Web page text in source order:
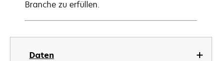
Daten
Branche zu erfüllen.